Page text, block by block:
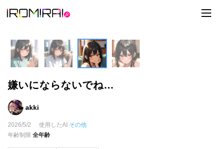
t
o
嫌いにならないでね…
akki
2026/5/2 使用したAI その他
年齢制限 全年齢